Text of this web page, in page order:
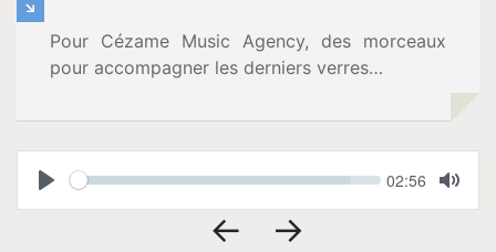
Vidéos
Tournée
Espace
Pour Cézame Music Agency, des morceaux
pour accompagner les derniers verres…
Play
Seek Current
02:56
Mute
← →